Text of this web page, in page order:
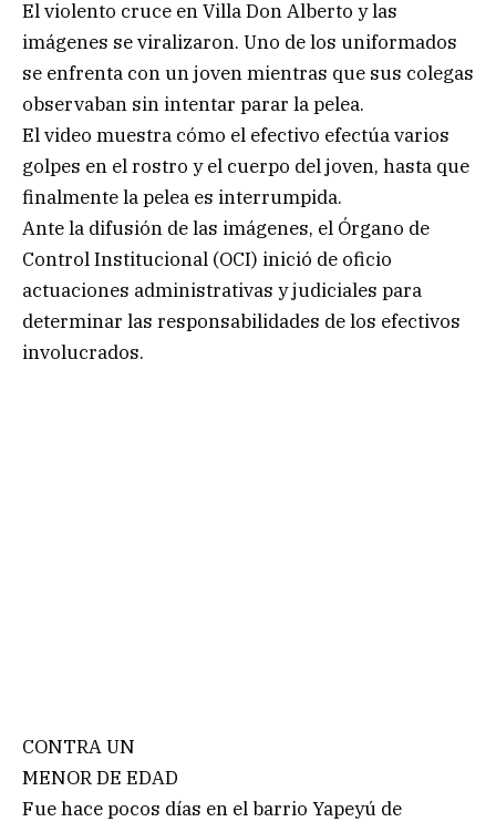
El violento cruce en Villa Don Alberto y las
imágenes se viralizaron. Uno de los uniformados
se enfrenta con un joven mientras que sus colegas
observaban sin intentar parar la pelea.
El video muestra cómo el efectivo efectúa varios
golpes en el rostro y el cuerpo del joven, hasta que
finalmente la pelea es interrumpida.
Ante la difusión de las imágenes, el Órgano de
Control Institucional (OCI) inició de oficio
actuaciones administrativas y judiciales para
determinar las responsabilidades de los efectivos
involucrados.
CONTRA UN
MENOR DE EDAD
Fue hace pocos días en el barrio Yapeyú de